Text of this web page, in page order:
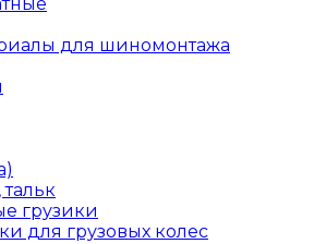
для шиномонтажа
грузики
для грузовых колес